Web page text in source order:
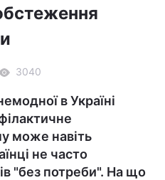
3040
в Україні
може навіть
не часто
"без потреби". На що